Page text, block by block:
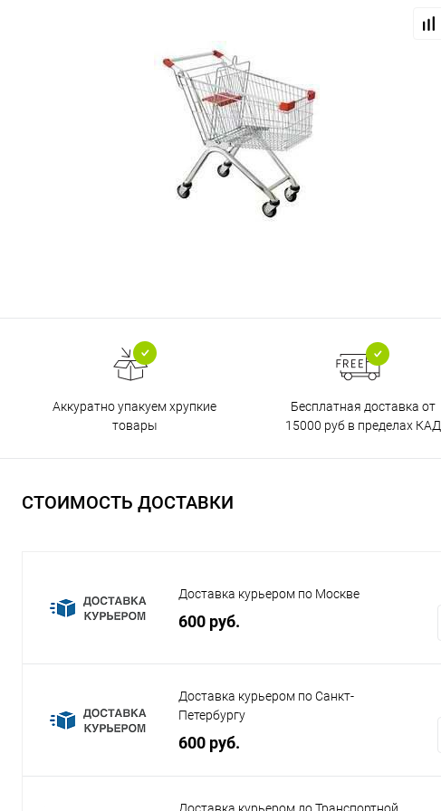
Аккуратно упакуем хрупкие
товары
Бесплатная доставка от
15000 руб в пределах КАД
СТОИМОСТЬ ДОСТАВКИ
Доставка курьером по Москве
600 руб.
Доставка курьером по Санкт-
Петербургу
600 руб.